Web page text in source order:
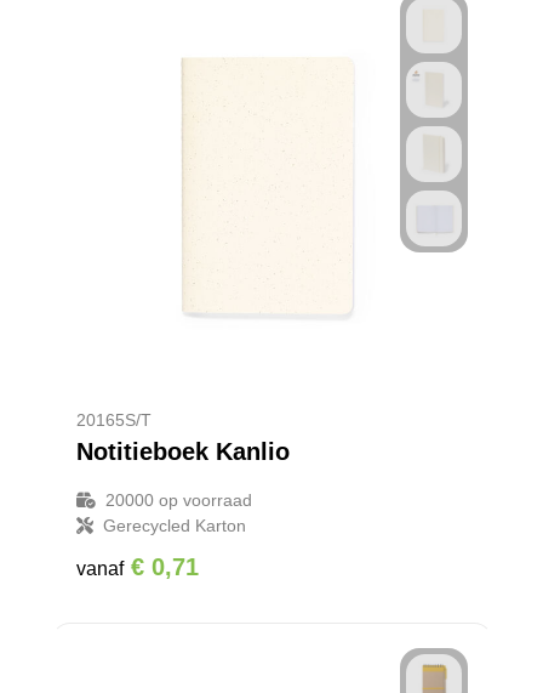
20165S/T
Notitieboek Kanlio
20000op voorraad
Gerecycled Karton
vanaf € 0,71